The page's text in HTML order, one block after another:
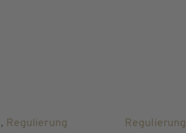
, Regulierung Regulierung